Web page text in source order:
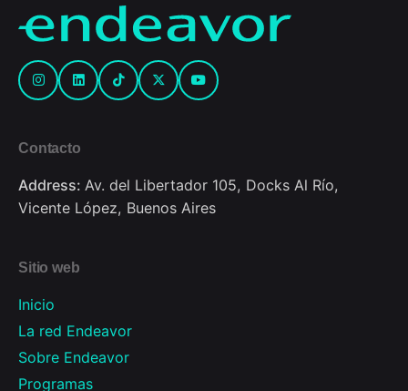
Contacto
Address: Av. del Libertador 105, Docks Al Río,
Vicente López, Buenos Aires
Sitio web
Inicio
La red Endeavor
Sobre Endeavor
Programas